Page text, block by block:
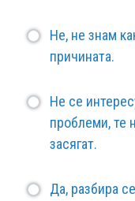
Не, не знам
причината.
Не се
проблеми, те
засягат.
Да, разбира